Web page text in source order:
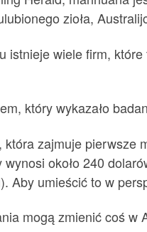
zioła,
istnieje wiele firm,
który wykazało
zajmuje pierwsze
około 240
Aby umieścić to w
mogą zmienić coś w